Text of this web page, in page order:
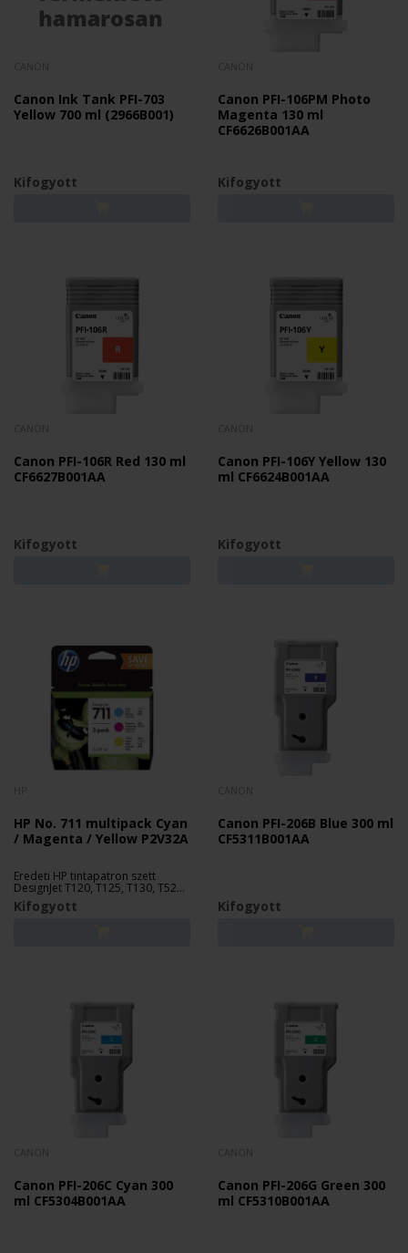
Canon Ink Tank PFI-703
Yellow 700 ml (2966B001)
Kifogyott
Canon PFI-106PM Photo
Magenta 130 ml
CF6626B001AA
Kifogyott
Canon PFI-106R Red 130 ml
CF6627B001AA
Kifogyott
Canon PFI-106Y Yellow 130
ml CF6624B001AA
Kifogyott
HP No. 711 multipack Cyan
/ Magenta / Yellow P2V32A
Eredeti HP tintapatron szett
DesignJet T120, T125, T130, T520,
T525, T530 nyomtatókhoz.
Kifogyott
Canon PFI-206B Blue 300 ml
CF5311B001AA
Kifogyott
Canon PFI-206C Cyan 300
ml CF5304B001AA
Canon PFI-206G Green 300
ml CF5310B001AA